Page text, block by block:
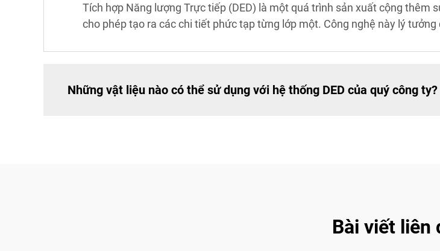
Tích hợp Năng lượng Trực tiếp (DED) là một quá trình sản xuất cộng thêm
cho phép tạo ra các chi tiết phức tạp từng lớp một. Công nghệ này lý
Những vật liệu nào có thể sử dụng với hệ thống DED của quý công ty?
Bài viết liên